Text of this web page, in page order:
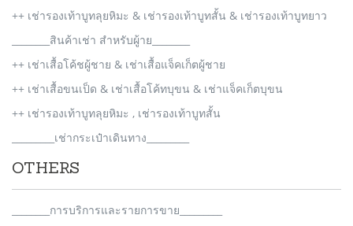
++ เช่ารองเท้าบูทลุยหิมะ & เช่ารองเท้าบูทสั้น & เช่ารองเท้าบูทยาว
________สินค้าเช่า สำหรับผู้าย________
++ เช่าเสื้อโค้ชผู้ชาย & เช่าเสื้อแจ็คเก็ตผู้ชาย
++ เช่าเสื้อขนเป็ด & เช่าเสื้อโค้ทบุขน & เช่าแจ็คเก็ตบุขน
++ เช่ารองเท้าบูทลุยหิมะ , เช่ารองเท้าบูทสั้น
_________เช่ากระเป๋าเดินทาง_________
OTHERS
________การบริการและรายการขาย_________